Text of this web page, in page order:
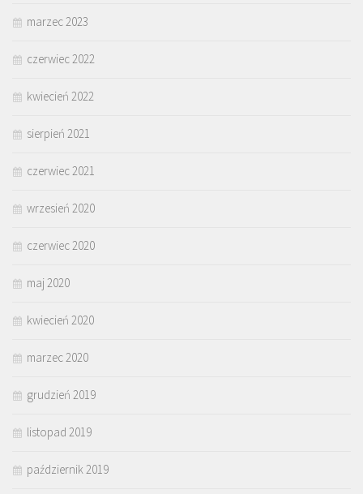
marzec 2023
czerwiec 2022
kwiecień 2022
sierpień 2021
czerwiec 2021
wrzesień 2020
czerwiec 2020
maj 2020
kwiecień 2020
marzec 2020
grudzień 2019
listopad 2019
październik 2019